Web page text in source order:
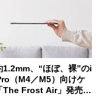
1.2mm、“ほぼ、裸”のi
（M4／M5）向けケ
The Frost Air」発売